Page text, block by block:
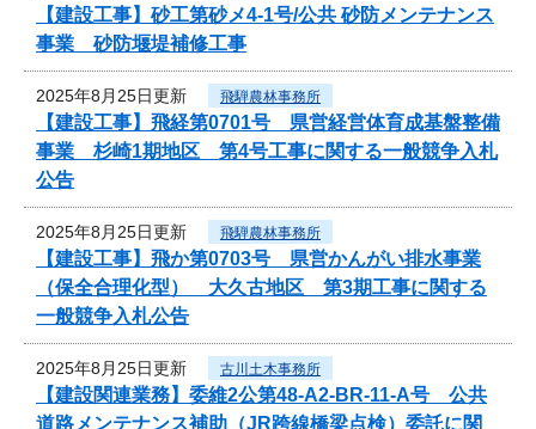
【建設工事】砂工第砂メ4-1号/公共 砂防メンテナンス
事業 砂防堰堤補修工事
2025年8月25日更新 飛騨農林事務所
【建設工事】飛経第0701号 県営経営体育成基盤整備
事業 杉崎1期地区 第4号工事に関する一般競争入札
公告
2025年8月25日更新 飛騨農林事務所
【建設工事】飛か第0703号 県営かんがい排水事業
（保全合理化型） 大久古地区 第3期工事に関する
一般競争入札公告
2025年8月25日更新 古川土木事務所
【建設関連業務】委維2公第48-A2-BR-11-A号 公共
道路メンテナンス補助（JR跨線橋梁点検）委託に関